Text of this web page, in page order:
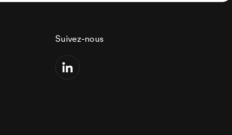
Suivez-nous